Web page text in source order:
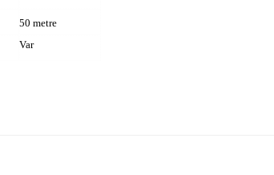
50 metre
Var